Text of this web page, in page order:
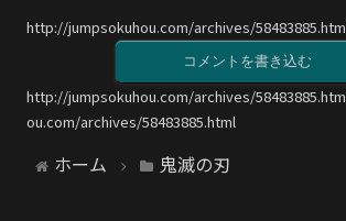
http://jumpsokuhou.com/archives/
コメントを書き込む
http://jumpsokuhou.com/archives/
ou.com/archives/58483885.html
ホーム 鬼滅の刃